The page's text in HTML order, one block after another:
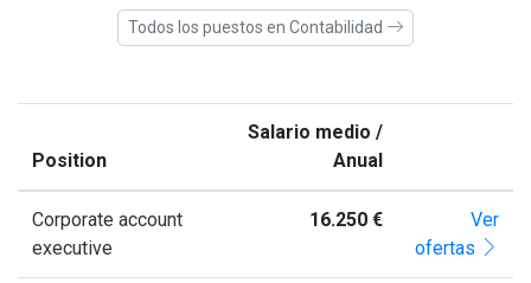
Todos los puestos en Contabilidad
Position
Salario medio /
Anual
Corporate account
executive
16.250 €
Ver
ofertas